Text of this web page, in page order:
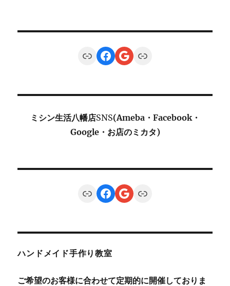
LinkFacebook
Google
Link
ミシン生活八幡店SNS(Ameba・Facebook・
Google・お店のミカタ)
LinkFacebook
Google
Link
ハンドメイド手作り教室
ご希望のお客様に合わせて定期的に開催しておりま